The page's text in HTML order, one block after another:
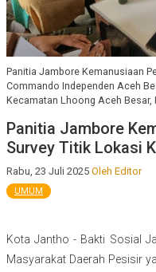
Panitia Jambore Kemanusiaan
Commando Independen Aceh
Kecamatan Lhoong Aceh Besar,
Panitia Jambore
Survey Titik Lokasi
Rabu, 23 Juli 2025 Oleh Editor
UMUM
Kota Jantho - Bakti Sosial
Masyarakat Daerah Pesisir